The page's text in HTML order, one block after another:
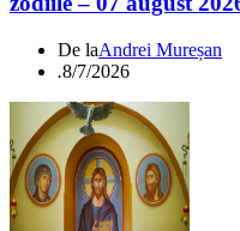
De laAndrei Mureșan
.8/7/2026